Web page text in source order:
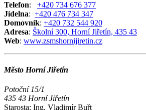
Telefon: +420 734 676 377
Jídelna: +420 476 734 347
Domovník: +420 732 544 920
Adresa: Školní 300, Horní Jiřetín, 435 43
Web: www.zsmshornijiretin.cz
Město Horní Jiřetín
Potoční 15/1
435 43 Horní Jiřetín
Starosta: Ing. Vladimír Buřt